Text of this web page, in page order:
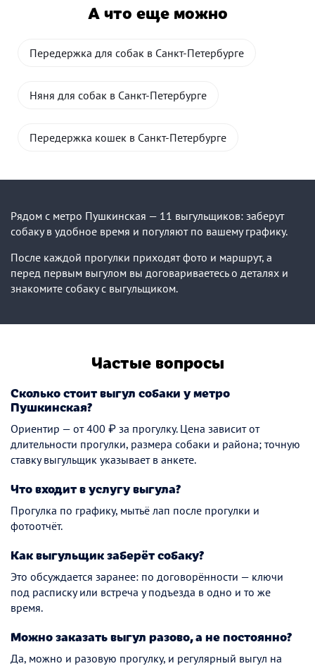
А что еще можно
Передержка для собак в Санкт-Петербурге
Няня для собак в Санкт-Петербурге
Передержка кошек в Санкт-Петербурге
Рядом с метро Пушкинская — 11 выгульщиков: заберут
собаку в удобное время и погуляют по вашему графику.
После каждой прогулки приходят фото и маршрут, а
перед первым выгулом вы договариваетесь о деталях и
знакомите собаку с выгульщиком.
Частые вопросы
Сколько стоит выгул собаки у метро
Пушкинская?
Ориентир — от 400 ₽ за прогулку. Цена зависит от
длительности прогулки, размера собаки и района; точную
ставку выгульщик указывает в анкете.
Что входит в услугу выгула?
Прогулка по графику, мытьё лап после прогулки и
фотоотчёт.
Как выгульщик заберёт собаку?
Это обсуждается заранее: по договорённости — ключи
под расписку или встреча у подъезда в одно и то же
время.
Можно заказать выгул разово, а не постоянно?
Да, можно и разовую прогулку, и регулярный выгул на